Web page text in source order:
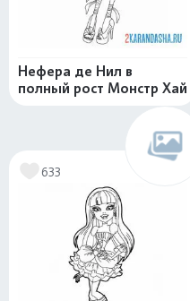
Нефера де Нил в
полный рост Монстр Хай
633